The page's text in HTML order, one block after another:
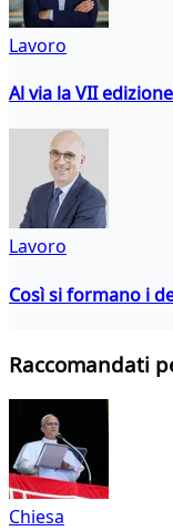
Lavoro
Al via la VII
Lavoro
Così si formano i
Raccomandati
Chiesa